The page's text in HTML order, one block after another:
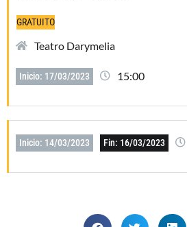
GRATUITO
Teatro Darymelia
Inicio: 17/03/2023 15:00
Inicio: 14/03/2023 Fin: 16/03/2023